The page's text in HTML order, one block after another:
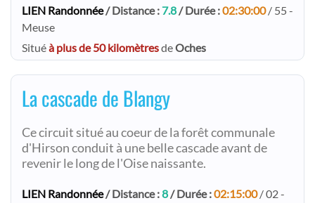
LIEN Randonnée/ Distance : 7.8/ Durée :02:30:00/ 55 -
Meuse
Situéà plus de 50 kilomètresdeOches
La cascade de Blangy
Ce circuit situé au coeur de la forêt communale
d'Hirson conduit à une belle cascade avant de
revenir le long de l'Oise naissante.
LIEN Randonnée/ Distance :8/ Durée :02:15:00/ 02 -